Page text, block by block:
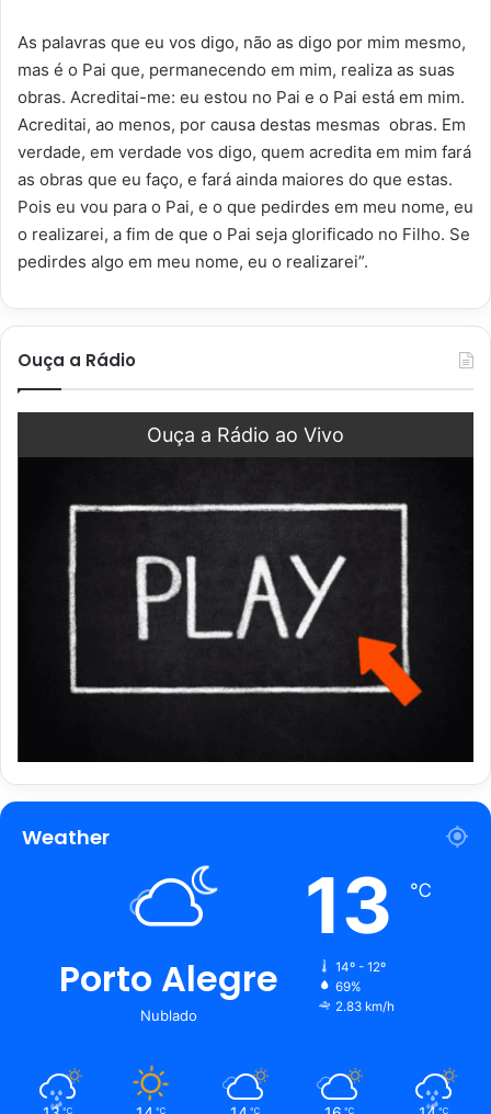
As palavras que eu vos digo, não as digo por mim mesmo,
mas é o Pai que, permanecendo em mim, realiza as suas
obras. Acreditai-me: eu estou no Pai e o Pai está em mim.
Acreditai, ao menos, por causa destas mesmas obras. Em
verdade, em verdade vos digo, quem acredita em mim fará
as obras que eu faço, e fará ainda maiores do que estas.
Pois eu vou para o Pai, e o que pedirdes em meu nome, eu
o realizarei, a fim de que o Pai seja glorificado no Filho. Se
pedirdes algo em meu nome, eu o realizarei”.
Ouça a Rádio
Ouça a Rádio ao Vivo
Weather
Porto Alegre
Nublado
13 ℃
14º - 12º
69%
2.83 km/h
℃ ℃ ℃ ℃ ℃